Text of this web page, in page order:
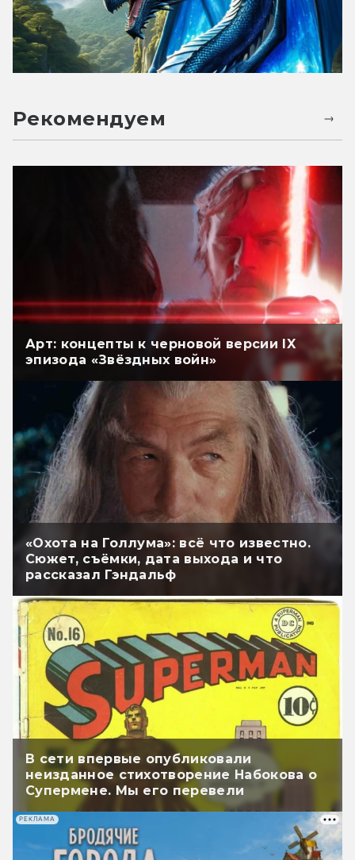
Рекомендуем
Арт: концепты к черновой версии IX
эпизода «Звёздных войн»
«Охота на Голлума»: всё что известно.
Сюжет, съёмки, дата выхода и что
рассказал Гэндальф
В сети впервые опубликовали
неизданное стихотворение Набокова о
Супермене. Мы его перевели
РЕКЛАМА